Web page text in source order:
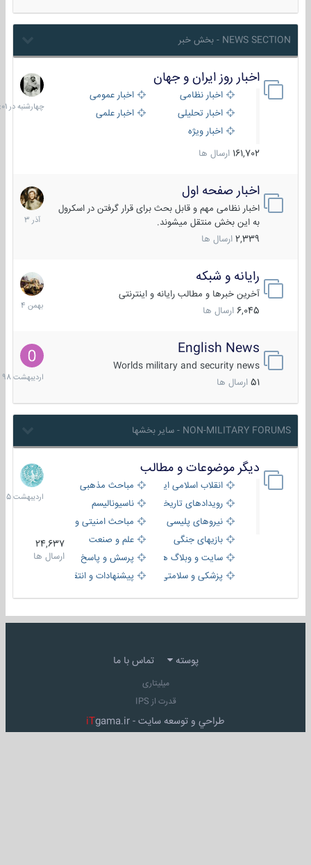
NEWS SECTION - بخش خبر
اخبار روز ایران و جهان
اخبار نظامی
اخبار عمومی
اخبار تحلیلی
اخبار علمی
اخبار ویژه
161,702 ارسال ها
در
06:01
اخبار صفحه اول
اخبار نظامی مهم و قابل بحث برای قرار گرفتن در اسکرول
به این بخش منتقل میشوند.
2,339 ارسال ها
7
آذر
1403
رایانه و شبکه
آخرین خبرها و مطالب رایانه و اینترنتی
6,045 ارسال ها
30
بهمن
1404
English News
Worlds military and security news
51 ارسال ها
10
1398
NON-MILITARY FORUMS - سایر بخشها
دیگر موضوعات و مطالب
انقلاب اسلامی ایران
مباحث مذهبی
رویدادهای تاریخی و مذهبیناسیونالیسم
نیروهای پلیسی
مباحث امنیتی و اطلاعاتی
بازیهای جنگی
علم و صنعت
سایت و وبلاگ ها
پرسش و پاسخ
پزشکی و سلامتی
پیشنهادات و انتقادات
24,637
ارسال ها
8
1405
پوسته تماس با ما
میلیتاری
قدرت از IPS
طراحي و توسعه سايت - iTgama.ir